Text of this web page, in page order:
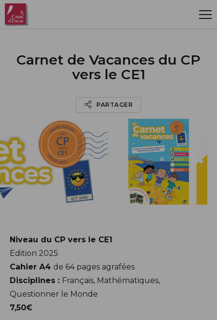
Aller au contenu principal
Carnet de Vacances du CP
vers le CE1
PARTAGER
Niveau du CP vers le CE1
Edition 2025
Cahier A4 de 64 pages agrafées
Disciplines : Français, Mathématiques,
Questionner le Monde
7,50€